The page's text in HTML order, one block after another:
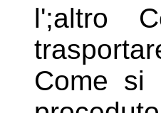
l';altro
Come si